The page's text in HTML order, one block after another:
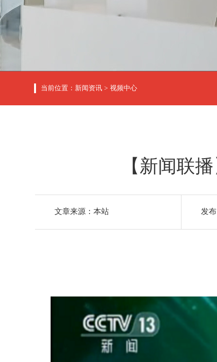
当前位置： 新闻资讯 > 视频中心
【新闻联
文章来源：本站 发